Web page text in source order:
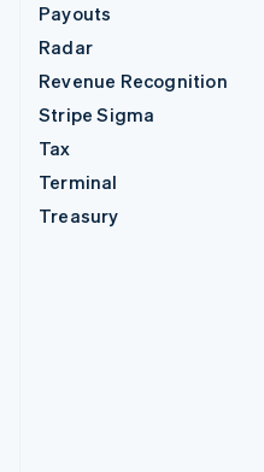
Payouts
Radar
Revenue Recognition
Stripe Sigma
Tax
Terminal
Treasury